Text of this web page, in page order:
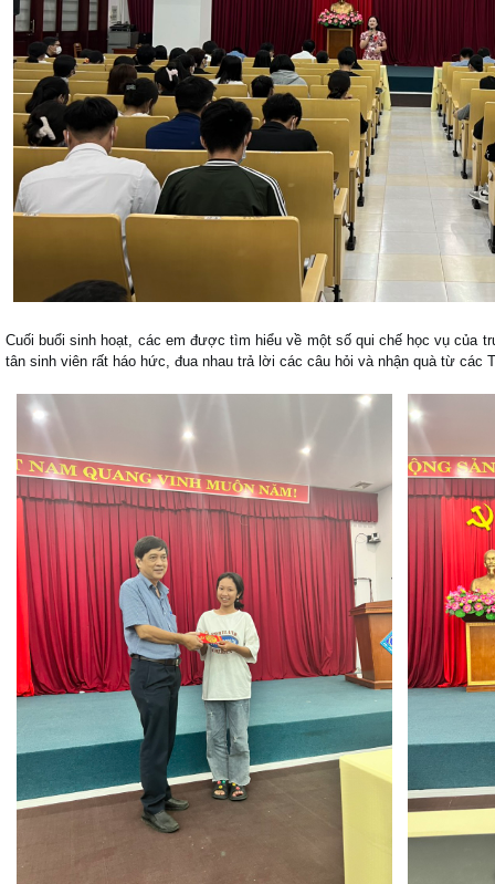
Cuối buổi sinh hoạt, các em được tìm hiểu về một số qui chế học vụ của
tân sinh viên rất háo hức, đua nhau trả lời các câu hỏi và nhận quà từ các